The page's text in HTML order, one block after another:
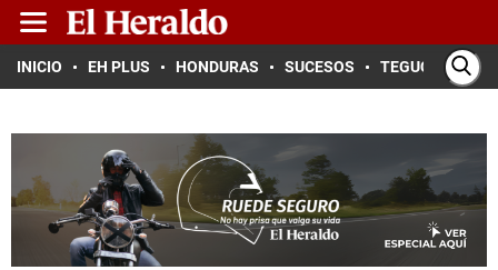
INICIO EH PLUS HONDURAS SUCESOS TEGUCIGALPA